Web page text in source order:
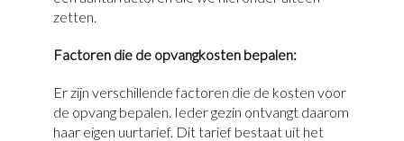
zetten.
Factoren die de opvangkosten bepalen:
Er zijn verschillende factoren die de kosten voor
de opvang bepalen. Ieder gezin ontvangt daarom
haar eigen uurtarief. Dit tarief bestaat uit het